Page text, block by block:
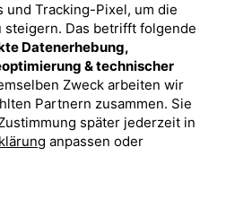
Was sind sind ETFs?
Sparplan Vorteile
Was ist ein Fonds?
und Tracking-Pixel, um die
Das betrifft folgende
Datenerhebung,
& technischer
Zweck arbeiten wir
Partnern zusammen. Sie
später jederzeit in
anpassen oder